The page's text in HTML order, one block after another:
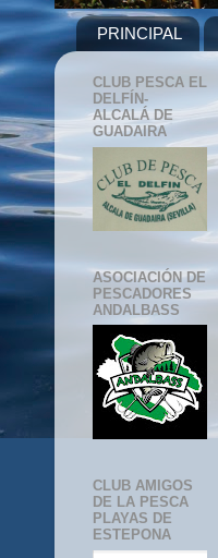
PRINCIPAL
CLUB PESCA EL
DELFÍN-
ALCALÁ DE
GUADAIRA
ASOCIACIÓN DE
PESCADORES
ANDALBASS
CLUB AMIGOS
DE LA PESCA
PLAYAS DE
ESTEPONA